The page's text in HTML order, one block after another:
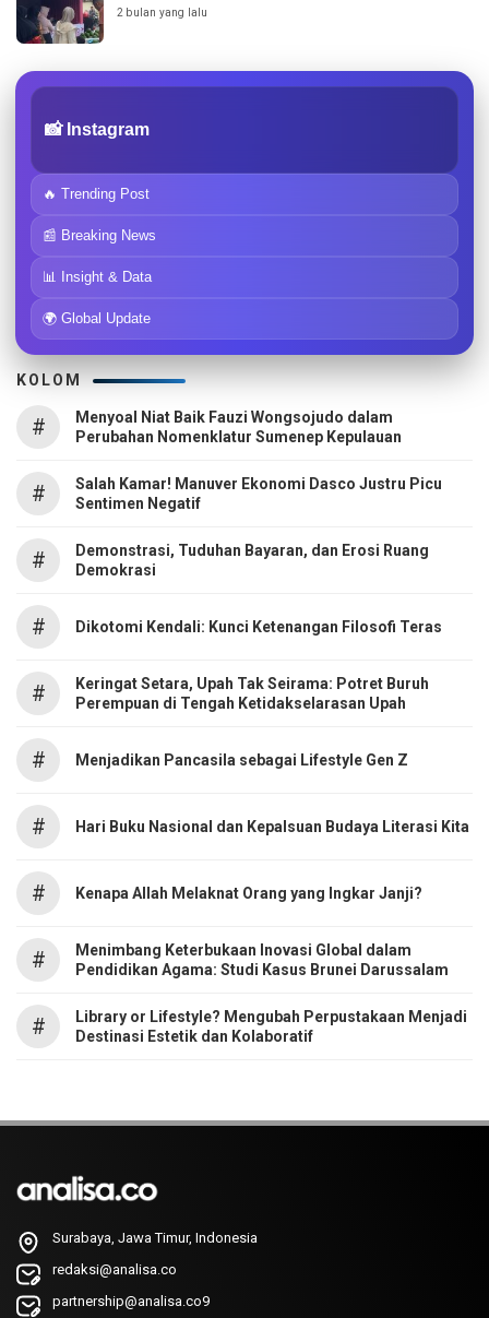
2 bulan yang lalu
📸 Instagram
🔥 Trending Post
📰 Breaking News
📊 Insight & Data
🌍 Global Update
KOLOM
#
Menyoal Niat Baik Fauzi Wongsojudo dalam
Perubahan Nomenklatur Sumenep Kepulauan
#
Salah Kamar! Manuver Ekonomi Dasco Justru Picu
Sentimen Negatif
#
Demonstrasi, Tuduhan Bayaran, dan Erosi Ruang
Demokrasi
# Dikotomi Kendali: Kunci Ketenangan Filosofi Teras
#
Keringat Setara, Upah Tak Seirama: Potret Buruh
Perempuan di Tengah Ketidakselarasan Upah
# Menjadikan Pancasila sebagai Lifestyle Gen Z
# Hari Buku Nasional dan Kepalsuan Budaya Literasi Kita
# Kenapa Allah Melaknat Orang yang Ingkar Janji?
#
Menimbang Keterbukaan Inovasi Global dalam
Pendidikan Agama: Studi Kasus Brunei Darussalam
#
Library or Lifestyle? Mengubah Perpustakaan Menjadi
Destinasi Estetik dan Kolaboratif
Surabaya, Jawa Timur, Indonesia
redaksi@analisa.co
partnership@analisa.co9